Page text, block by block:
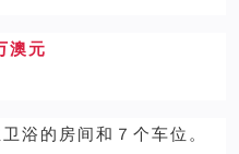
澳元
浴的房间和７个车位。